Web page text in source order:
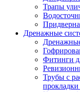
Трапы
Дренажные
Фитинги
Трубы с
прокладки